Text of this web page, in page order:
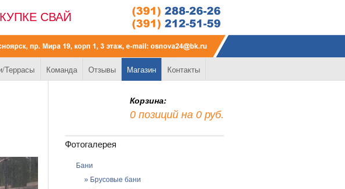
СВАЙ
Террасы Команда Отзывы Магазин Контакты
Корзина:
0 позиций на 0 руб.
Фотогалерея
Бани
» Брусовые бани